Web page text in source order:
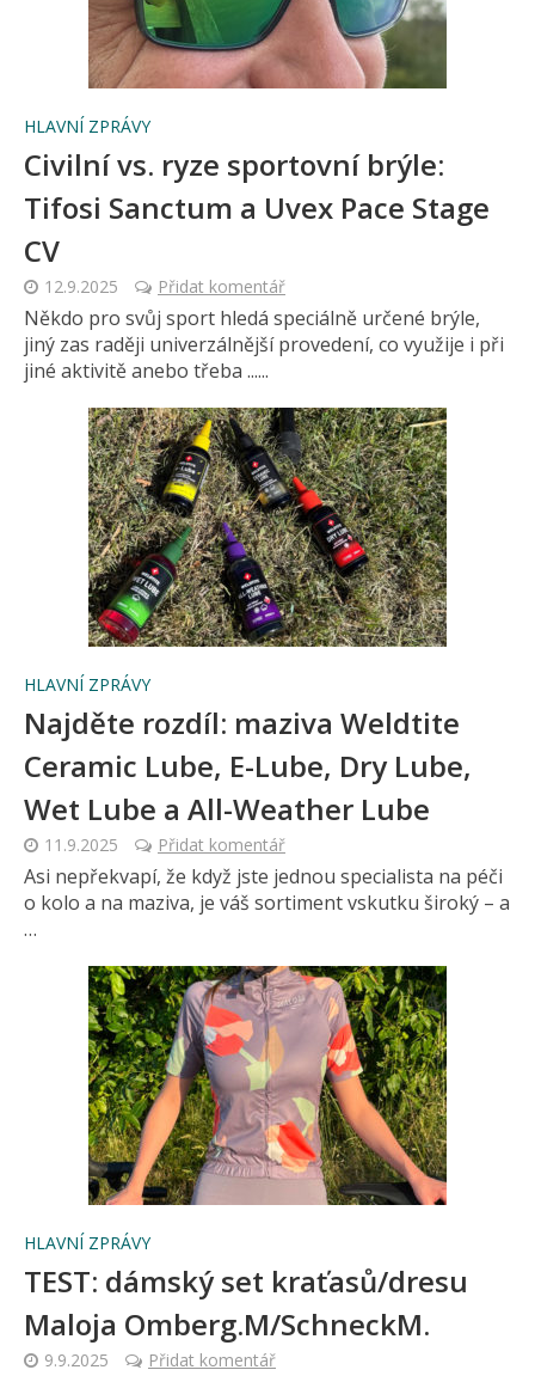
HLAVNÍ ZPRÁVY
Civilní vs. ryze sportovní brýle:
Tifosi Sanctum a Uvex Pace Stage
CV
12.9.2025 Přidat komentář
Někdo pro svůj sport hledá speciálně určené brýle,
jiný zas raději univerzálnější provedení, co využije i při
jiné aktivitě anebo třeba ......
HLAVNÍ ZPRÁVY
Najděte rozdíl: maziva Weldtite
Ceramic Lube, E-Lube, Dry Lube,
Wet Lube a All-Weather Lube
11.9.2025 Přidat komentář
Asi nepřekvapí, že když jste jednou specialista na péči
o kolo a na maziva, je váš sortiment vskutku široký – a
…
HLAVNÍ ZPRÁVY
TEST: dámský set kraťasů/dresu
Maloja Omberg.M/SchneckM.
9.9.2025 Přidat komentář